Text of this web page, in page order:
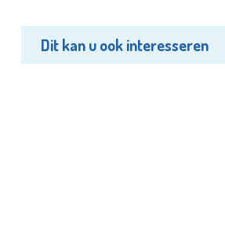
Dit kan u ook interesseren